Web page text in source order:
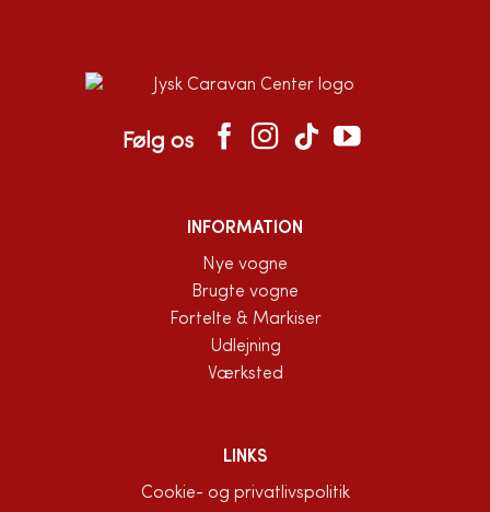
Følg os
INFORMATION
Nye vogne
Brugte vogne
Fortelte & Markiser
Udlejning
Værksted
LINKS
Cookie- og privatlivspolitik